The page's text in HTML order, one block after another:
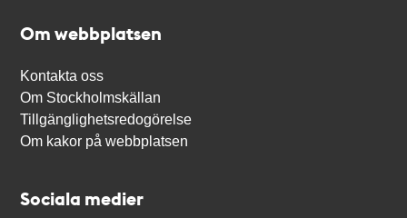
Om webbplatsen
Kontakta oss
Om Stockholmskällan
Tillgänglighetsredogörelse
Om kakor på webbplatsen
Sociala medier